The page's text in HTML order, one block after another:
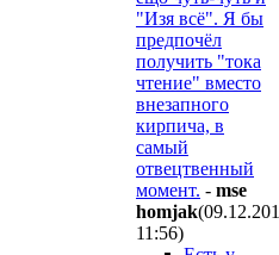
"Изя всё". Я бы
предпочёл
получить "тока
чтение" вместо
внезапного
кирпича, в
самый
отвецтвенный
момент. - mse
homjak
11:56)